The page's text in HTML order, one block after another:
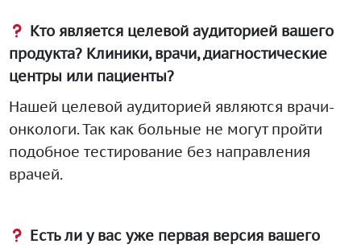
Кто является целевой аудиторией вашего
продукта? Клиники, врачи, диагностические
центры или пациенты?
Нашей целевой аудиторией являются врачи-
онкологи. Так как больные не могут пройти
подобное тестирование без направления
врачей.
Есть ли у вас уже первая версия вашего